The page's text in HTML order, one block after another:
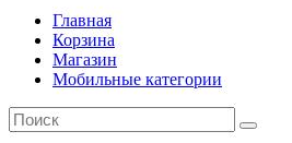
websiteГлавная
Корзина
Магазин
Мобильные категории